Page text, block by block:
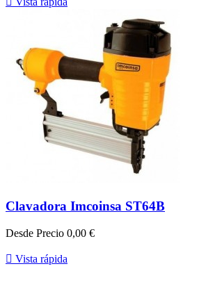
Clavadora Imcoinsa ST64B
Desde Precio 0,00 €
 Vista rápida